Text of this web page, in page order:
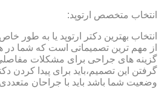
انتخاب متخصص ارتوپد:
انتخاب بهترین دکتر ارتوپد یا به طور
از مهم ترین تصمیماتی است که شما در
گزینه های جراحی برای مشکلات
گرفتن این تصمیم،باید برای پیدا کردن
وضعیت شما باشد باید با جراحان